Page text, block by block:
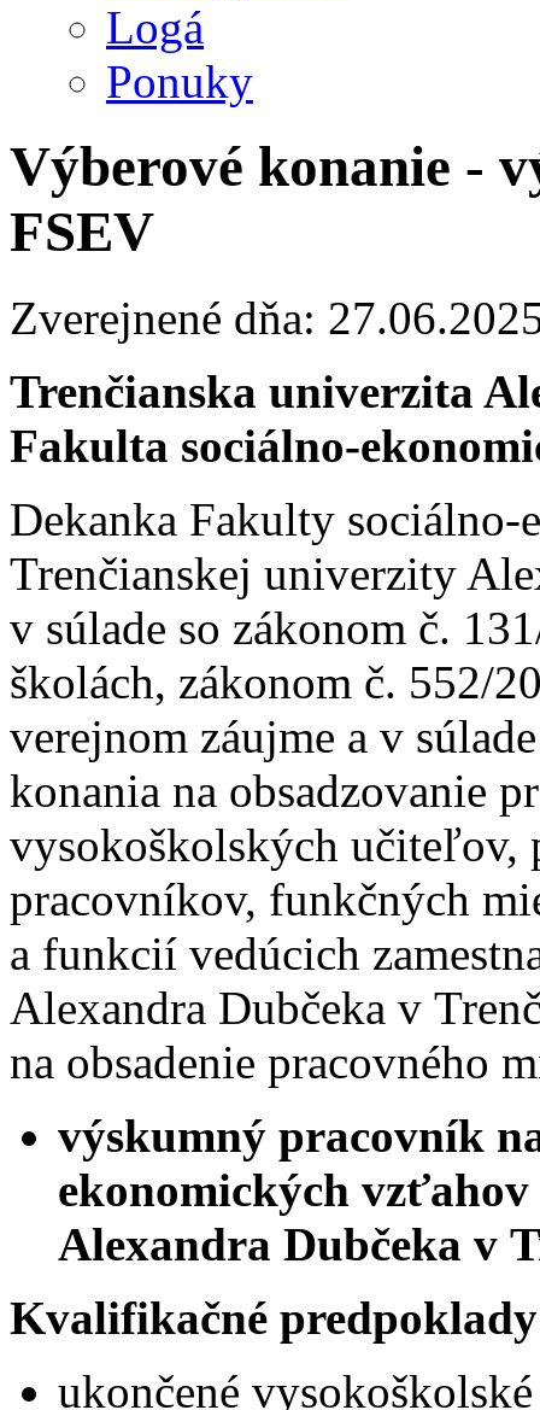
Logá
Ponuky
Výberové konanie -
FSEV
Zverejnené dňa:
Trenčianska univerzita
Fakulta sociálno-
Dekanka Fakulty
Trenčianskej univerzity
v súlade so zákonom č.
školách, zákonom č. 552/
verejnom záujme a v
konania na obsadzovanie
vysokoškolských učiteľov,
pracovníkov, funkčných
a funkcií vedúcich
Alexandra Dubčeka v
na obsadenie pracovného
výskumný pracovník
ekonomických
Alexandra Dubčeka v
Kvalifikačné
ukončené